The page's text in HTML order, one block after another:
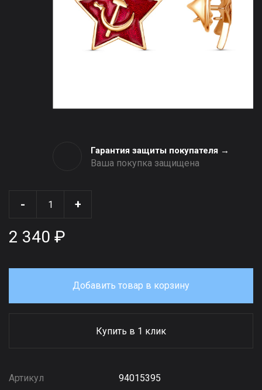
Гарантия защиты покупателя →
Ваша покупка защищена
- +
2 340 ₽
Добавить товар в корзину
Купить в 1 клик
Артикул
94015395